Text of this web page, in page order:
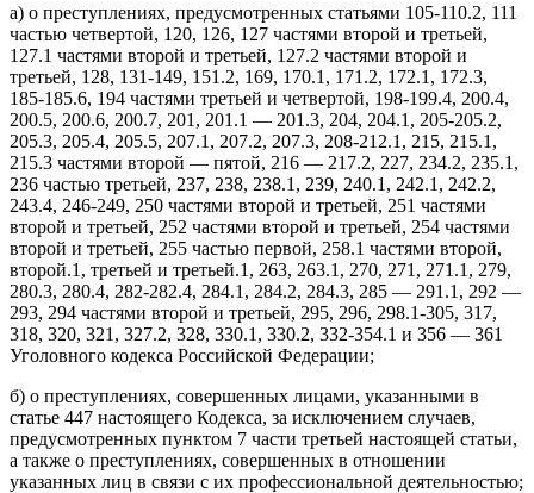
а) о преступлениях, предусмотренных статьями 105-110.2, 111
частью четвертой, 120, 126, 127 частями второй и третьей,
127.1 частями второй и третьей, 127.2 частями второй и
третьей, 128, 131-149, 151.2, 169, 170.1, 171.2, 172.1, 172.3,
185-185.6, 194 частями третьей и четвертой, 198-199.4, 200.4,
200.5, 200.6, 200.7, 201, 201.1 — 201.3, 204, 204.1, 205-205.2,
205.3, 205.4, 205.5, 207.1, 207.2, 207.3, 208-212.1, 215, 215.1,
215.3 частями второй — пятой, 216 — 217.2, 227, 234.2, 235.1,
236 частью третьей, 237, 238, 238.1, 239, 240.1, 242.1, 242.2,
243.4, 246-249, 250 частями второй и третьей, 251 частями
второй и третьей, 252 частями второй и третьей, 254 частями
второй и третьей, 255 частью первой, 258.1 частями второй,
второй.1, третьей и третьей.1, 263, 263.1, 270, 271, 271.1, 279,
280.3, 280.4, 282-282.4, 284.1, 284.2, 284.3, 285 — 291.1, 292 —
293, 294 частями второй и третьей, 295, 296, 298.1-305, 317,
318, 320, 321, 327.2, 328, 330.1, 330.2, 332-354.1 и 356 — 361
Уголовного кодекса Российской Федерации;
б) о преступлениях, совершенных лицами, указанными в
статье 447 настоящего Кодекса, за исключением случаев,
предусмотренных пунктом 7 части третьей настоящей статьи,
а также о преступлениях, совершенных в отношении
указанных лиц в связи с их профессиональной деятельностью;